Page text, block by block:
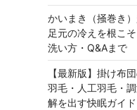
かいまき（掻巻き
足元の冷えを根こ
洗い方・Q&Aまで
【最新版】掛け布
羽毛・人工羽毛・
解を出す快眠ガイド